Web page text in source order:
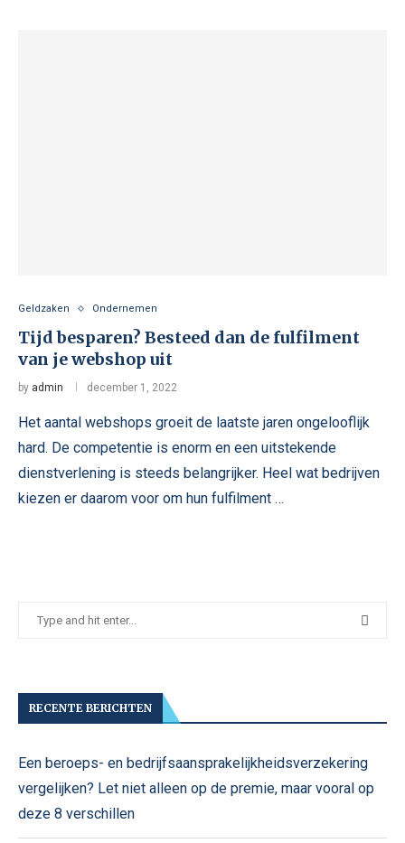
Geldzaken Ondernemen
Tijd besparen? Besteed dan de fulfilment
van je webshop uit
by admin december 1, 2022
Het aantal webshops groeit de laatste jaren ongelooflijk
hard. De competentie is enorm en een uitstekende
dienstverlening is steeds belangrijker. Heel wat bedrijven
kiezen er daarom voor om hun fulfilment …
RECENTE BERICHTEN
Een beroeps- en bedrijfsaansprakelijkheidsverzekering
vergelijken? Let niet alleen op de premie, maar vooral op
deze 8 verschillen